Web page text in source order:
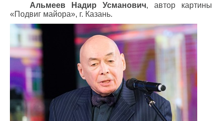
Альмеев Надир Усманович, автор картины
«Подвиг майора», г. Казань.